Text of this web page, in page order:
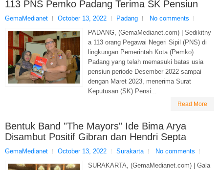
113 PNS Pemko Padang Terima SK Pensiun
GemaMedianet October 13, 2022 Padang
No comments
PADANG, (GemaMedianet.com) | Sedikitny
a 113 orang Pegawai Negeri Sipil (PNS) di
lingkungan Pemerintah Kota (Pemko)
Padang yang telah memasuki batas usia
pensiun periode Desember 2022 sampai
dengan Maret 2023, menerima Surat
Keputusan (SK) Pensi...
Read More
Bentuk Band "The Mayors" Ide Bima Arya
Disambut Positif Gibran dan Hendri Septa
GemaMedianet October 13, 2022 Surakarta
No comments
SURAKARTA, (GemaMedianet.com) | Gala